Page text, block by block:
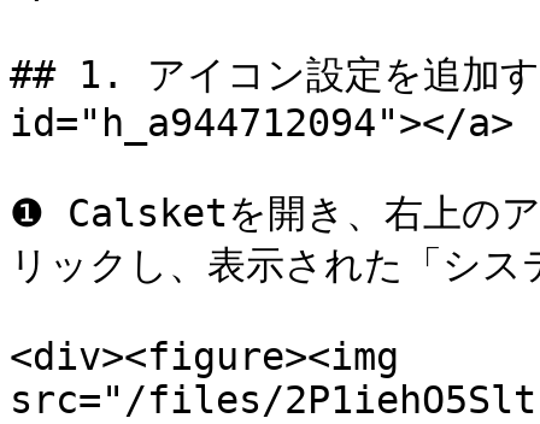
## 1. アイコン設定を追加
id="h_a944712094"></a>
❶ Calsketを開き、右上のア
リックし、表示された「シ
<div><figure><img
src="/files/